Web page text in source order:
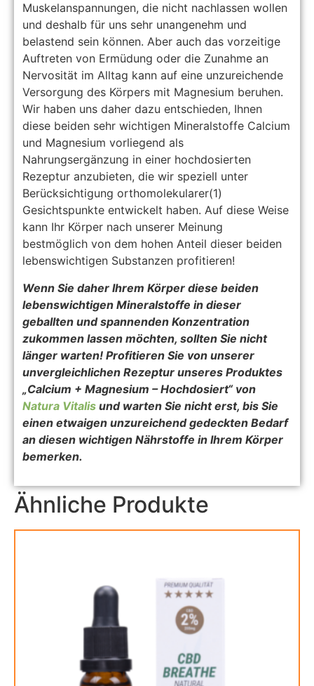
Muskelanspannungen, die nicht nachlassen wollen
und deshalb für uns sehr unangenehm und
belastend sein können. Aber auch das vorzeitige
Auftreten von Ermüdung oder die Zunahme an
Nervosität im Alltag kann auf eine unzureichende
Versorgung des Körpers mit Magnesium beruhen.
Wir haben uns daher dazu entschieden, Ihnen
diese beiden sehr wichtigen Mineralstoffe Calcium
und Magnesium vorliegend als
Nahrungsergänzung in einer hochdosierten
Rezeptur anzubieten, die wir speziell unter
Berücksichtigung orthomolekularer(1)
Gesichtspunkte entwickelt haben. Auf diese Weise
kann Ihr Körper nach unserer Meinung
bestmöglich von dem hohen Anteil dieser beiden
lebenswichtigen Substanzen profitieren!
Wenn Sie daher Ihrem Körper diese beiden
lebenswichtigen Mineralstoffe in dieser
geballten und spannenden Konzentration
zukommen lassen möchten, sollten Sie nicht
länger warten! Profitieren Sie von unserer
unvergleichlichen Rezeptur unseres Produktes
„Calcium + Magnesium – Hochdosiert“ von
Natura Vitalis und warten Sie nicht erst, bis Sie
einen etwaigen unzureichend gedeckten Bedarf
an diesen wichtigen Nährstoffe in Ihrem Körper
bemerken.
Ähnliche Produkte